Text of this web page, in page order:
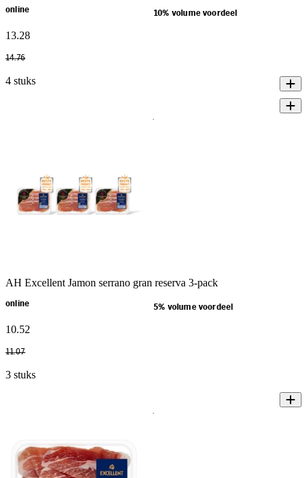
online 10% volume voordeel
13.28
14.76
4 stuks
AH Excellent Jamon serrano gran reserva 3-pack
online 5% volume voordeel
10.52
11.07
3 stuks